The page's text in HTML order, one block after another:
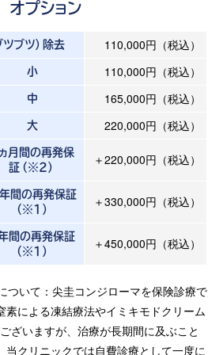
オプション
ツブツ）除去 110,000円（税込）
小 110,000円（税込）
中 165,000円（税込）
大 220,000円（税込）
月間の再発保
証（※2）
＋220,000円（税込）
間の再発保証
（※1）
＋330,000円（税込）
間の再発保証
（※1）
＋450,000円（税込）
ついて：尖圭コンジローマを保険診療で
素による凍結療法やイミキモドクリーム
ざいますが、治療が長期間に及ぶこと
当クリニックでは自費診療として一度に